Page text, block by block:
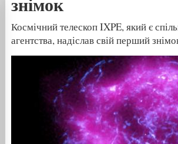
Космічний телескоп IXPE, який є
агентства, надіслав свій перший